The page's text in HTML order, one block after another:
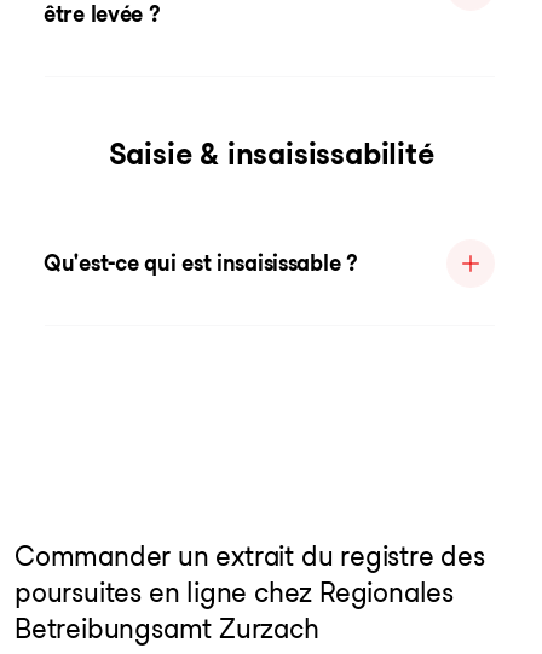
être levée ?
Saisie & insaisissabilité
Qu'est-ce qui est insaisissable ?
Commander un extrait du registre des
poursuites en ligne chez Regionales
Betreibungsamt Zurzach